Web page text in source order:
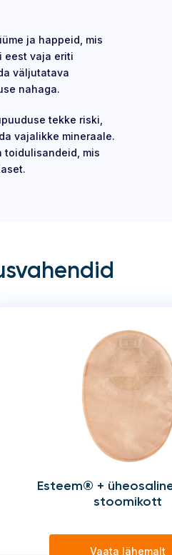
ja happeid, mis
eest vaja eriti
väljutatava
nahaga.
tekke riski,
vajalikke mineraale.
toidulisandeid, mis
Esteem® +
stoomikott
Vaata lähemalt